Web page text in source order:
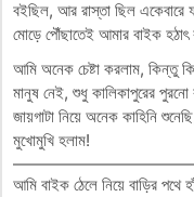
বইছিল, আর রাস্তা ছিল একেবারে
মোড়ে পৌঁছাতেই আমার বাইক হঠাৎ
আমি অনেক চেষ্টা করলাম, কিন্তু
মানুষ নেই, শুধু কালিকাপুরের
জায়গাটা নিয়ে অনেক কাহিনি
মুখোমুখি হলাম!
আমি বাইক ঠেলে নিয়ে বাড়ির